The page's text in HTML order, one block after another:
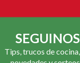
SEGUINOS
Tips, trucos de cocina,